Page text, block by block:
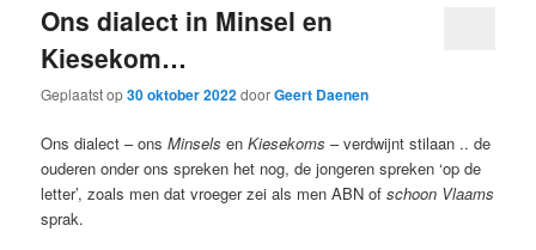
Ons dialect in Minsel en
Kiesekom…
Geplaatst op30 oktober 2022doorGeert Daenen
Ons dialect – onsMinsels enKiesekoms – verdwijnt stilaan .. de
ouderen onder ons spreken het nog, de jongeren spreken ‘op de
letter’, zoals men dat vroeger zei als men ABN ofschoon Vlaams
sprak.